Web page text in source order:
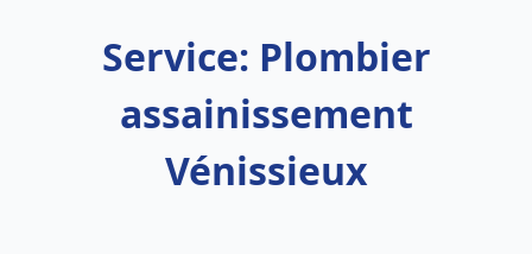
Service: Plombier
assainissement
Vénissieux